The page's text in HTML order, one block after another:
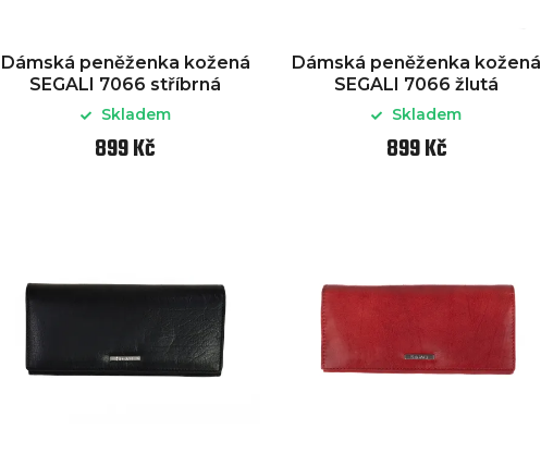
Dámská peněženka kožená
SEGALI 7066 stříbrná
Skladem
899 Kč
Dámská peněženka kožená
SEGALI 7066 žlutá
Skladem
899 Kč